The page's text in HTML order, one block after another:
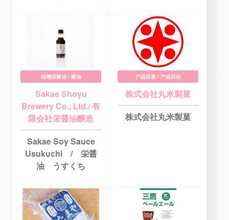
味噌或酱油 / 酱油
Sakae Shoyu
Brewery Co., Ltd./ 有
限会社栄醤油醸造
Sakae Soy Sauce
Usukuchi / 栄醤
油 うすくち
产品目录 / 产品目录
株式会社丸米製菓
株式会社丸米製菓